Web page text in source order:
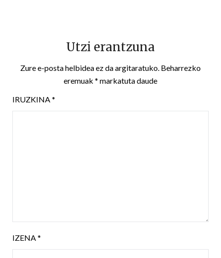
Utzi erantzuna
Zure e-posta helbidea ez da argitaratuko. Beharrezko
eremuak * markatuta daude
IRUZKINA*
IZENA*